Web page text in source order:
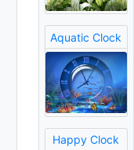
Aquatic Clock
Happy Clock